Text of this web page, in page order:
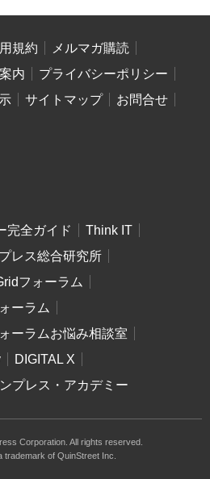
規約
メルマガ購読
内
プライバシーポリシー
サイトマップ
お問合せ
完全ガイド
Think IT
レス総合研究所
フォーラム
ーラム
ーラムお悩み相談室
DIGITAL X
プレス・アカデミー
Corporation. All rights reserved.
trademark of QuinStreet Inc.